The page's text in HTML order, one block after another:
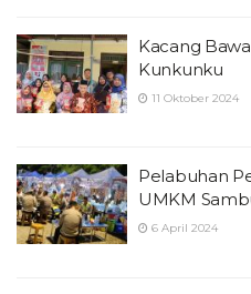
Kacang
Kunkunku
11 Oktober 2024
Pelabuhan
UMKM
6 April 2024